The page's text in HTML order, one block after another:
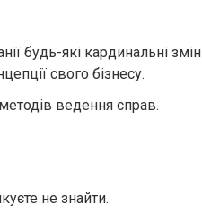
будь-які кардинальні
свого бізнесу.
ведення справ.
не знайти.